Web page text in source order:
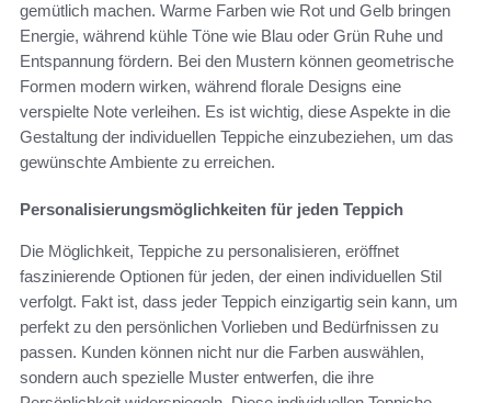
gemütlich machen. Warme Farben wie Rot und Gelb bringen
Energie, während kühle Töne wie Blau oder Grün Ruhe und
Entspannung fördern. Bei den Mustern können geometrische
Formen modern wirken, während florale Designs eine
verspielte Note verleihen. Es ist wichtig, diese Aspekte in die
Gestaltung der individuellen Teppiche einzubeziehen, um das
gewünschte Ambiente zu erreichen.
Personalisierungsmöglichkeiten für jeden Teppich
Die Möglichkeit, Teppiche zu personalisieren, eröffnet
faszinierende Optionen für jeden, der einen individuellen Stil
verfolgt. Fakt ist, dass jeder Teppich einzigartig sein kann, um
perfekt zu den persönlichen Vorlieben und Bedürfnissen zu
passen. Kunden können nicht nur die Farben auswählen,
sondern auch spezielle Muster entwerfen, die ihre